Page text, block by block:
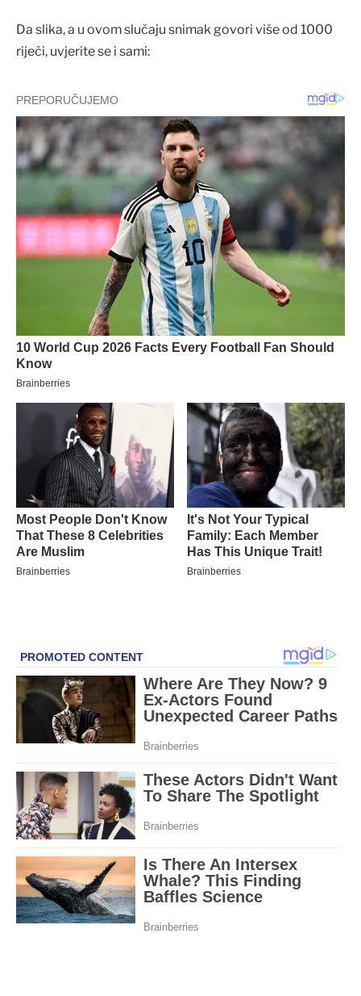
Da slika, a u ovom slučaju snimak govori više od 1000
riječi, uvjerite se i sami: